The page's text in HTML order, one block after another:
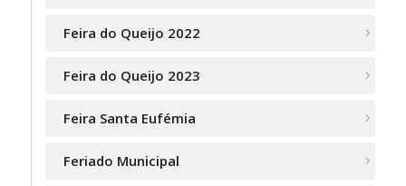
Feira do Queijo 2022
Feira do Queijo 2023
Feira Santa Eufémia
Feriado Municipal